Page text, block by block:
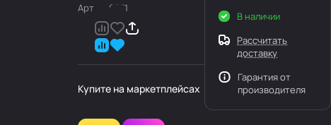
Арт. 900331
Купите на маркетплейсах
В наличии
Рассчитать
доставку
Гарантия от
производителя